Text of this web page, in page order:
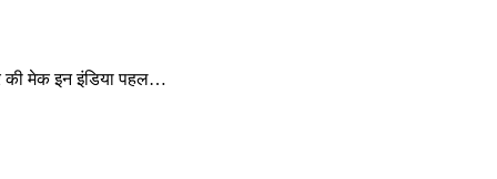
की मेक इन इंडिया पहल…